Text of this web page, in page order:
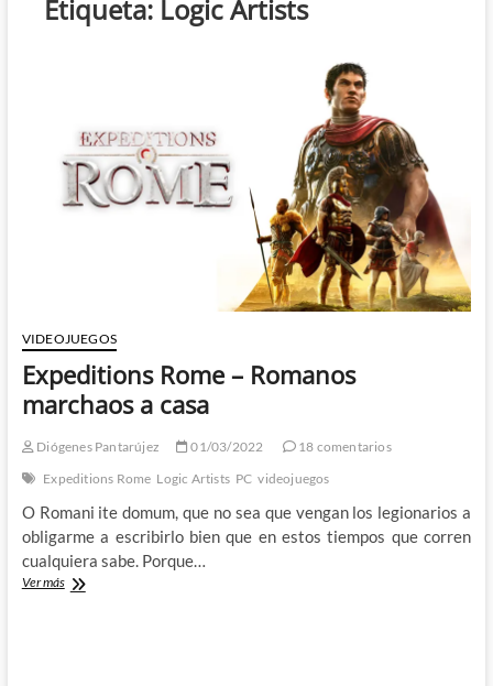
Etiqueta: Logic Artists
VIDEOJUEGOS
Expeditions Rome – Romanos
marchaos a casa
Diógenes Pantarújez 01/03/2022
18 comentarios
Expeditions Rome Logic Artists PC videojuegos
O Romani ite domum, que no sea que vengan los legionarios a
obligarme a escribirlo bien que en estos tiempos que corren
cualquiera sabe. Porque…
Ver másExpeditions